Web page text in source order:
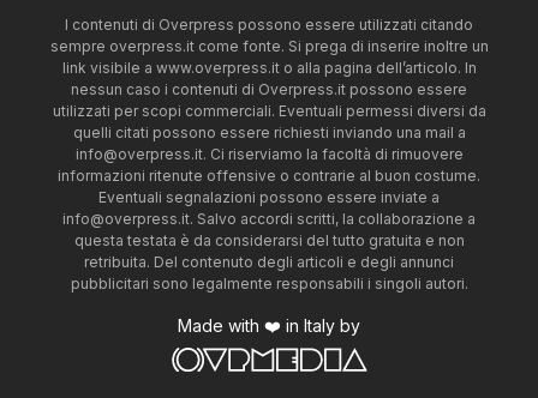
I contenuti di Overpress possono essere utilizzati citando
sempre overpress.it come fonte. Si prega di inserire inoltre un
link visibile a www.overpress.it o alla pagina dell’articolo. In
nessun caso i contenuti di Overpress.it possono essere
utilizzati per scopi commerciali. Eventuali permessi diversi da
quelli citati possono essere richiesti inviando una mail a
info@overpress.it. Ci riserviamo la facoltà di rimuovere
informazioni ritenute offensive o contrarie al buon costume.
Eventuali segnalazioni possono essere inviate a
info@overpress.it. Salvo accordi scritti, la collaborazione a
questa testata è da considerarsi del tutto gratuita e non
retribuita. Del contenuto degli articoli e degli annunci
pubblicitari sono legalmente responsabili i singoli autori.
Made with ❤️ in Italy by